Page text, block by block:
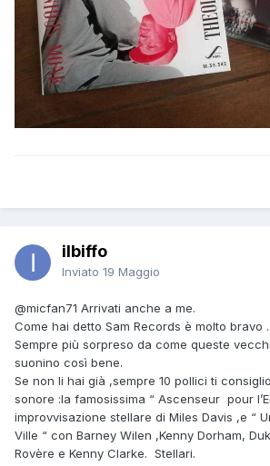
ilbiffo
Inviato 19 Maggio
@micfan71 Arrivati anche a me.
Come hai detto Sam Records è molto bravo .
Sempre più sorpreso da come queste
suonino così bene.
Se non li hai già ,sempre 10 pollici ti
sonore :la famosissima “ Ascenseur pour
improvvisazione stellare di Miles Davis ,e “
Ville “ con Barney Wilen ,Kenny Dorham,
Rovère e Kenny Clarke. Stellari.